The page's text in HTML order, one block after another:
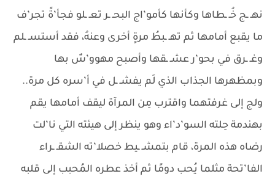
نهـ ـج خُـ ـطاها وكأنها كأمو’اج البحـ ـر تعـ ـلو فجأ’ةً تجر’ف
ما يقبع أمامها ثم تهـ ـبطُ مرةٍ أخرى وعنهُ، فقد أستسـ ـلم
وغـ ـرق في بحو’ر عشـ ـقها وأصبح مهوو’سٌ بها
وبمظهرها الجذاب الذي لَم يفشـ ـل في أ’سره كل مرة..
ولج إلى غرفتهما واقترب مِن المرآة ليقف أمامها يقم
بهندمة حِلته السو’د’اء وهو ينظر إلى هيئته التي نا’لت
رضاه هذه المرة، قام بتمشـ ـيط خصلا’ته الشقـ ـراء
الفا’تحة مثلما يُحب دومًا ثم أخذ عطره المُحبب إلى قلبه